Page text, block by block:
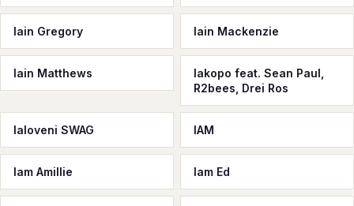
Iain Gregory Iain Mackenzie
Iain Matthews
Iakopo feat. Sean Paul,
R2bees, Drei Ros
Ialoveni SWAG IAM
Iam Amillie Iam Ed